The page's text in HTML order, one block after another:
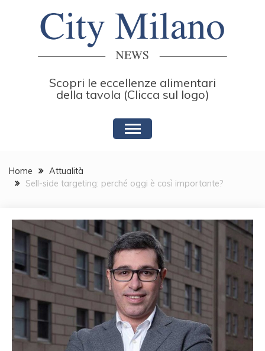
Scopri le eccellenze alimentari
della tavola (Clicca sul logo)
Home
Attualità
Sell-side targeting: perché oggi è così importante?